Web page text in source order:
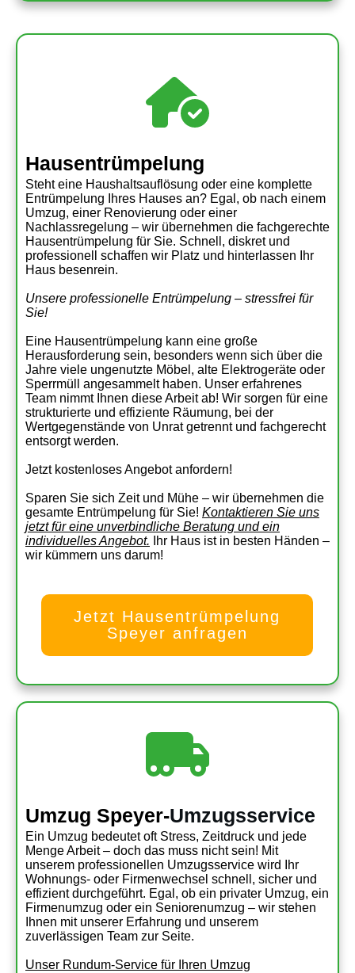
Hausentrümpelung
Steht eine Haushaltsauflösung oder eine komplette
Entrümpelung Ihres Hauses an? Egal, ob nach einem
Umzug, einer Renovierung oder einer
Nachlassregelung – wir übernehmen die fachgerechte
Hausentrümpelung für Sie. Schnell, diskret und
professionell schaffen wir Platz und hinterlassen Ihr
Haus besenrein.
Unsere professionelle Entrümpelung – stressfrei für
Sie!
Eine Hausentrümpelung kann eine große
Herausforderung sein, besonders wenn sich über die
Jahre viele ungenutzte Möbel, alte Elektrogeräte oder
Sperrmüll angesammelt haben. Unser erfahrenes
Team nimmt Ihnen diese Arbeit ab! Wir sorgen für eine
strukturierte und effiziente Räumung, bei der
Wertgegenstände von Unrat getrennt und fachgerecht
entsorgt werden.
Jetzt kostenloses Angebot anfordern!
Sparen Sie sich Zeit und Mühe – wir übernehmen die
gesamte Entrümpelung für Sie! Kontaktieren Sie uns
jetzt für eine unverbindliche Beratung und ein
individuelles Angebot. Ihr Haus ist in besten Händen –
wir kümmern uns darum!
Jetzt Hausentrümpelung
Speyer anfragen
Umzug Speyer-Umzugsservice
Ein Umzug bedeutet oft Stress, Zeitdruck und jede
Menge Arbeit – doch das muss nicht sein! Mit
unserem professionellen Umzugsservice wird Ihr
Wohnungs- oder Firmenwechsel schnell, sicher und
effizient durchgeführt. Egal, ob ein privater Umzug, ein
Firmenumzug oder ein Seniorenumzug – wir stehen
Ihnen mit unserer Erfahrung und unserem
zuverlässigen Team zur Seite.
Unser Rundum-Service für Ihren Umzug